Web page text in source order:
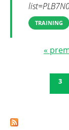
TRAINING
«
3